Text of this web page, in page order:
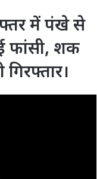
में पंखे से
फांसी, शक